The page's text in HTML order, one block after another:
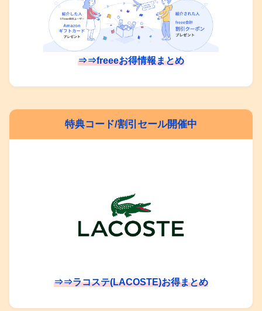
⇒⇒freeeお得情報まとめ
特典コード/割引セール開催中
⇒⇒ラコステ(LACOSTE)お得まとめ